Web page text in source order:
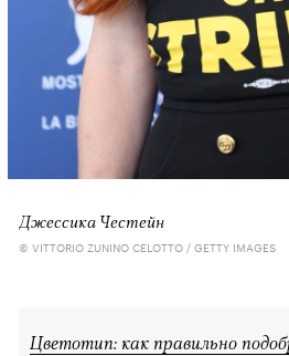
Джессика Честейн
© VITTORIO ZUNINO CELOTTO / GETTY IMAGES
Цветотип: как правильно